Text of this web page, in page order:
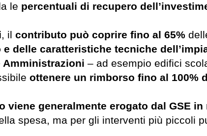
le percentuali di recupero
, il contributo può coprire fino al 65%
e delle caratteristiche tecniche
Amministrazioni – ad esempio edifici
ottenere un rimborso fino al 100%
viene generalmente erogato dal GSE in
spesa, ma per gli interventi più piccoli